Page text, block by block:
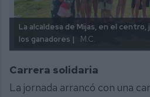
La alcaldesa de Mijas, en el
los ganadores |
M.C.
Carrera solidaria
La jornada arrancó con una